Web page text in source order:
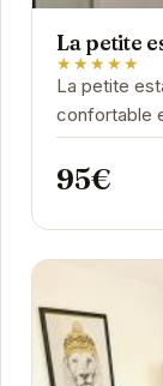
La petite
★★★★★
La petite
confortable
95€